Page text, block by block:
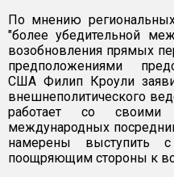
По мнению
"более убедительной
возобновления прямых
предположениями
США Филип Кроули
внешнеполитического
работает со своими
международных
намерены выступить
поощряющим стороны к